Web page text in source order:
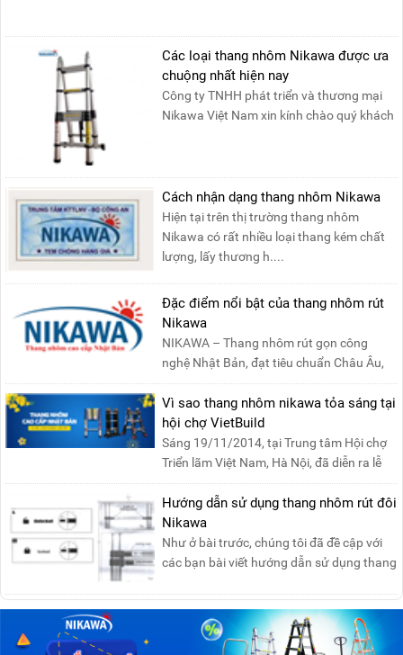
Các loại thang nhôm Nikawa được ưa
chuộng nhất hiện nay
Công ty TNHH phát triển và thương mại
Nikawa Việt Nam xin kính chào quý khách
Cách nhận dạng thang nhôm Nikawa
Hiện tại trên thị trường thang nhôm
Nikawa có rất nhiều loại thang kém chất
lượng, lấy thương h....
Đặc điểm nổi bật của thang nhôm rút
Nikawa
NIKAWA – Thang nhôm rút gọn công
nghệ Nhật Bản, đạt tiêu chuẩn Châu Âu,
đảm bảo sự an toàn tuy....
Vì sao thang nhôm nikawa tỏa sáng tại
hội chợ VietBuild
Sáng 19/11/2014, tại Trung tâm Hội chợ
Triển lãm Việt Nam, Hà Nội, đã diễn ra lễ
khai mạc “Triể....
Hướng dẫn sử dụng thang nhôm rút đôi
Nikawa
Như ở bài trước, chúng tôi đã đề cập với
các bạn bài viết hướng dẫn sử dụng thang